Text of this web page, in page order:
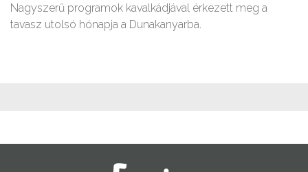
Nagyszerű programok kavalkádjával érkezett meg a
tavasz utolsó hónapja a Dunakanyarba.